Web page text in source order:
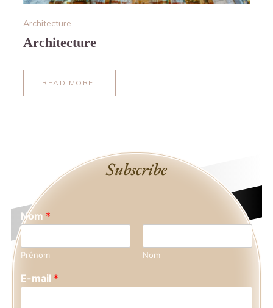
Architecture
Architecture
READ MORE
ABOUT
Subscribe
Nom *
Prénom Nom
E-mail *